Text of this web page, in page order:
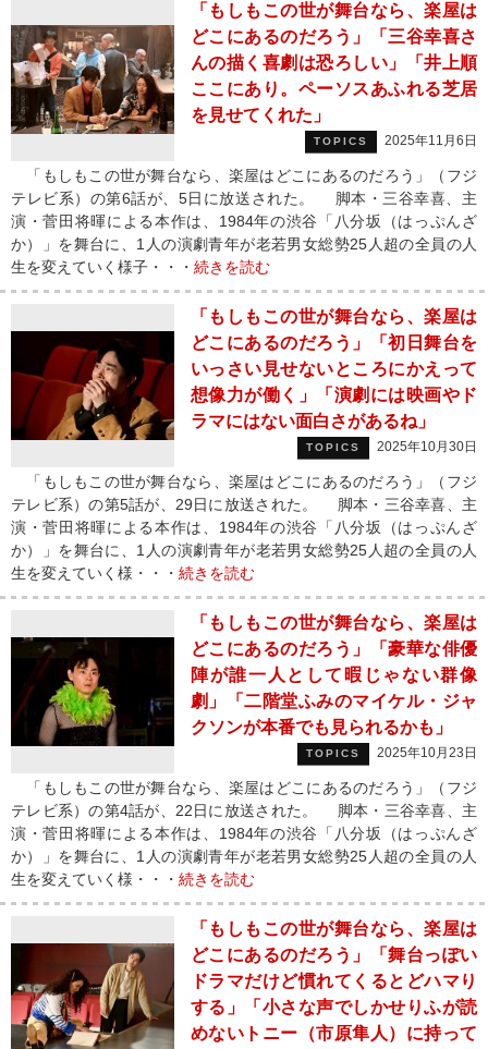
「もしもこの世が舞台なら、楽屋は
どこにあるのだろう」「三谷幸喜さ
んの描く喜劇は恐ろしい」「井上順
ここにあり。ペーソスあふれる芝居
を見せてくれた」
TOPICS 2025年11月6日
「もしもこの世が舞台なら、楽屋はどこにあるのだろう」（フジ
テレビ系）の第6話が、5日に放送された。 脚本・三谷幸喜、主
演・菅田将暉による本作は、1984年の渋谷「八分坂（はっぷんざ
か）」を舞台に、1人の演劇青年が老若男女総勢25人超の全員の人
生を変えていく様子・・・ 続きを読む
「もしもこの世が舞台なら、楽屋は
どこにあるのだろう」「初日舞台を
いっさい見せないところにかえって
想像力が働く」「演劇には映画やド
ラマにはない面白さがあるね」
TOPICS 2025年10月30日
「もしもこの世が舞台なら、楽屋はどこにあるのだろう」（フジ
テレビ系）の第5話が、29日に放送された。 脚本・三谷幸喜、主
演・菅田将暉による本作は、1984年の渋谷「八分坂（はっぷんざ
か）」を舞台に、1人の演劇青年が老若男女総勢25人超の全員の人
生を変えていく様・・・ 続きを読む
「もしもこの世が舞台なら、楽屋は
どこにあるのだろう」「豪華な俳優
陣が誰一人として暇じゃない群像
劇」「二階堂ふみのマイケル・ジャ
クソンが本番でも見られるかも」
TOPICS 2025年10月23日
「もしもこの世が舞台なら、楽屋はどこにあるのだろう」（フジ
テレビ系）の第4話が、22日に放送された。 脚本・三谷幸喜、主
演・菅田将暉による本作は、1984年の渋谷「八分坂（はっぷんざ
か）」を舞台に、1人の演劇青年が老若男女総勢25人超の全員の人
生を変えていく様・・・ 続きを読む
「もしもこの世が舞台なら、楽屋は
どこにあるのだろう」「舞台っぽい
ドラマだけど慣れてくるとどハマり
する」「小さな声でしかせりふが読
めないトニー（市原隼人）に持って